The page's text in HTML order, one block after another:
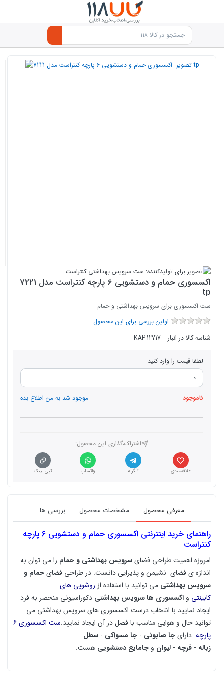
اکسسوری حمام و دستشویی 6 پارچه کنتراست مدل 7221
tp
ست اکسسوری برای سرویس بهداشتی و حمام
اولین بررسی برای این محصول
شناسه کالا در انبار
KAP-12717
لطفا قیمت را وارد کنید
ناموجود موجود شد به من اطلاع بده
اشتراک،گذاری این محصول‌:
علاقه‌مندی تلگرام واتساپ کپی لینک
معرفی محصول مشخصات محصول بررسی ها
راهنمای خرید اینترنتی اکسسوری حمام و دستشویی 6 پارچه
کنتراست
امروزه اهمیت طراحی فضایسرویس بهداشتی و حمام را می توان به
اندازه ی فضای نشیمن و پذیرایی دانست. در طراحی فضایحمام و
سرویس بهداشتی می توانید با استفاده از روشویی های
کابینتی و اکسسوری ها سرویس بهداشتی دکوراسیونی منحصر به فرد
ایجاد نمایید با انتخاب درست اکسسوری های سرویس بهداشتی می
توانید حال و هوایی مناسب با فصل در آن ایجاد نمایید.
ست اکسسوری 6
پارچه دارایجا صابونی - جا مسواکی - سطل
زباله - فرچه - لیوان و جامایع دستشویی هست.